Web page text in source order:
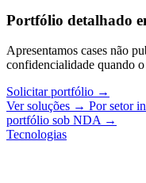
Portfólio detalhado
Apresentamos cases não
confidencialidade quando
Solicitar portfólio →
Ver soluções → Por setor
portfólio sob NDA →
Tecnologias